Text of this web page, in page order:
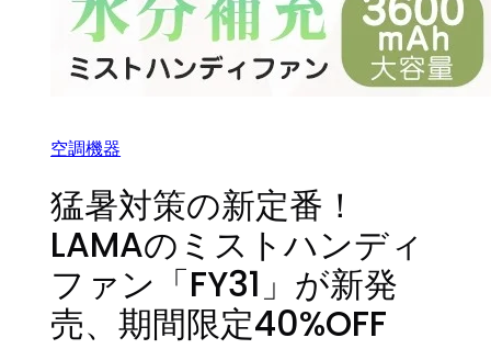
空調機器
猛暑対策の新定番！
LAMAのミストハンディ
ファン「FY31」が新発
売、期間限定40%OFF